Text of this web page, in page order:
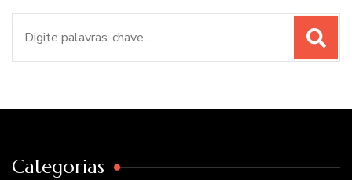
Categorias